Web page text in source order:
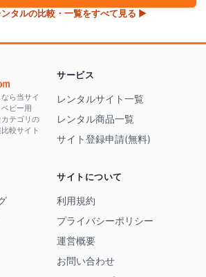
タルの比較・一覧をすべて見る ▶
ら当サイ
ビー用
テゴリの
較サイト
サービス
レンタルサイト一覧
レンタル商品一覧
サイト登録申請(無料)
サイトについて
利用規約
プライバシーポリシー
運営概要
お問い合わせ